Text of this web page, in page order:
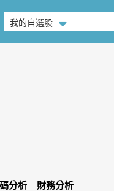
我的自選股
分析 財務分析